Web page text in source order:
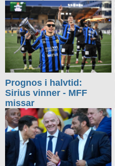
Prognos i halvtid:
Sirius vinner - MFF
missar